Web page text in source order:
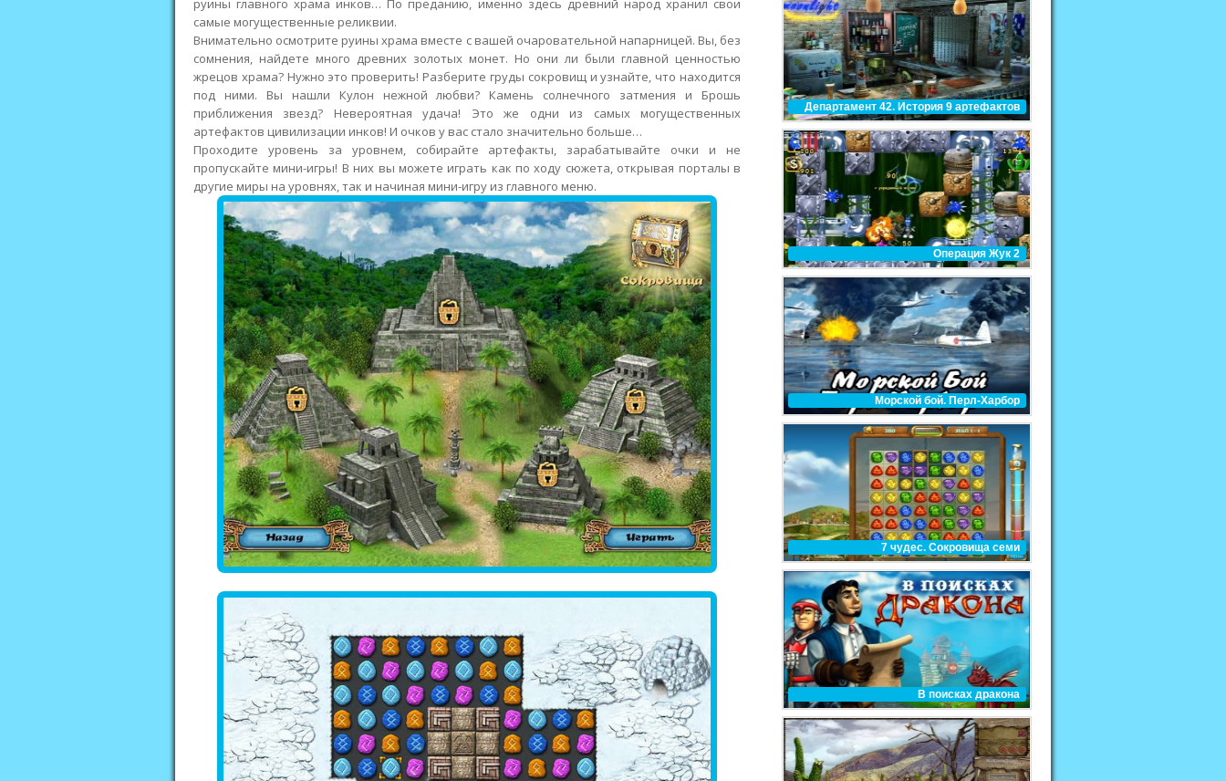
руины главного храма инков… По преданию, именно здесь древний народ хранил свои
самые могущественные реликвии.
Внимательно осмотрите руины храма вместе с вашей очаровательной напарницей. Вы, без
сомнения, найдете много древних золотых монет. Но они ли были главной ценностью
жрецов храма? Нужно это проверить! Разберите груды сокровищ и узнайте, что находится
под ними. Вы нашли Кулон нежной любви? Камень солнечного затмения и Брошь
приближения звезд? Невероятная удача! Это же одни из самых могущественных
артефактов цивилизации инков! И очков у вас стало значительно больше…
Проходите уровень за уровнем, собирайте артефакты, зарабатывайте очки и не
пропускайте мини-игры! В них вы можете играть как по ходу сюжета, открывая порталы в
другие миры на уровнях, так и начиная мини-игру из главного меню.
Департамент 42. История 9 артефактов
Операция Жук 2
Морской бой. Перл-Харбор
7 чудес. Сокровища семи
В поисках дракона